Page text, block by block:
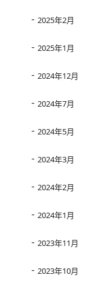
2025年2月
2025年1月
2024年12月
2024年7月
2024年5月
2024年3月
2024年2月
2024年1月
2023年11月
2023年10月